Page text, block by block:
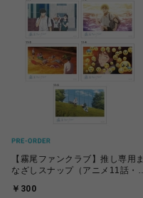
【霧尾ファンクラブ】推し専用ま
なざしスナップ（アニメ11話・全
￥300